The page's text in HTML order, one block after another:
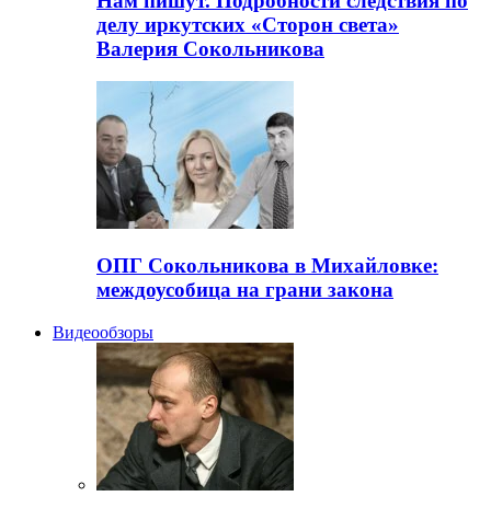
делу иркутских «Сторон света»
Валерия Сокольникова
ОПГ Сокольникова в Михайловке:
междоусобица на грани закона
Видеообзоры